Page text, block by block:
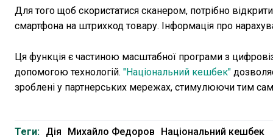
Для того щоб скористатися сканером, потрібно
смартфона на штрихкод товару. Інформація про
Ця функція є частиною масштабної програми з
допомогою технологій. "Національний кешбек"
зроблені у партнерських мережах, стимулюючи тим
Теги: Дія Михайло Федоров Національний кешбек